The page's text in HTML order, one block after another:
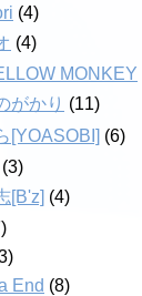
(4)
(4)
MONKEY
がかり (11)
[YOASOBI] (6)
(3)
[B'z] (4)
End (8)